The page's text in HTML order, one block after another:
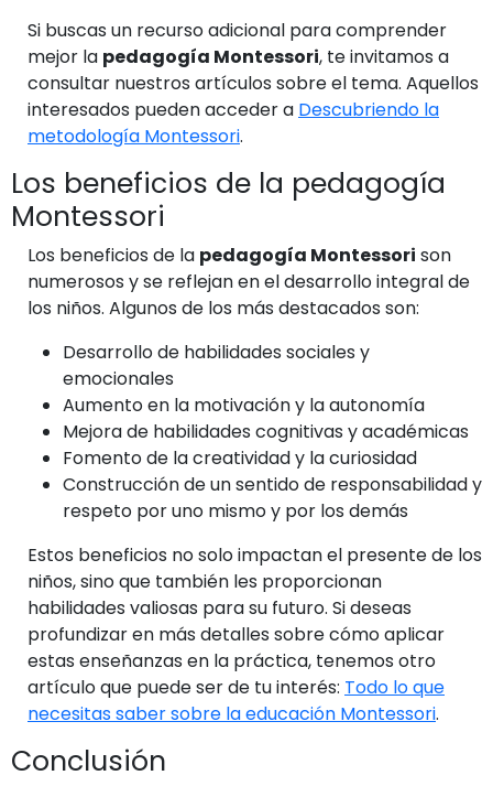
Si buscas un recurso adicional para comprender
mejor la pedagogía Montessori, te invitamos a
consultar nuestros artículos sobre el tema. Aquellos
interesados pueden acceder a Descubriendo la
metodología Montessori.
Los beneficios de la pedagogía
Montessori
Los beneficios de la pedagogía Montessori son
numerosos y se reflejan en el desarrollo integral de
los niños. Algunos de los más destacados son:
Desarrollo de habilidades sociales y
emocionales
Aumento en la motivación y la autonomía
Mejora de habilidades cognitivas y académicas
Fomento de la creatividad y la curiosidad
Construcción de un sentido de responsabilidad y
respeto por uno mismo y por los demás
Estos beneficios no solo impactan el presente de los
niños, sino que también les proporcionan
habilidades valiosas para su futuro. Si deseas
profundizar en más detalles sobre cómo aplicar
estas enseñanzas en la práctica, tenemos otro
artículo que puede ser de tu interés: Todo lo que
necesitas saber sobre la educación Montessori.
Conclusión